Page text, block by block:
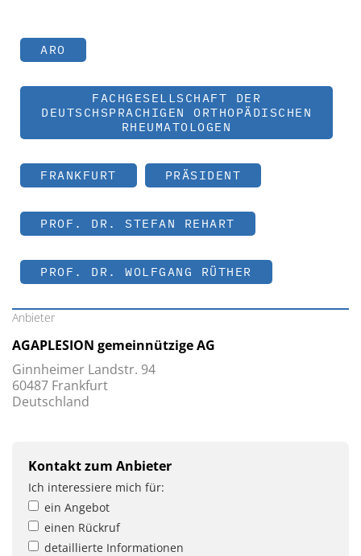
ARO
FACHGESELLSCHAFT DER
DEUTSCHSPRACHIGEN ORTHOPÄDISCHEN
RHEUMATOLOGEN
FRANKFURT PRÄSIDENT
PROF. DR. STEFAN REHART
PROF. DR. WOLFGANG RÜTHER
Anbieter
AGAPLESION gemeinnützige AG
Ginnheimer Landstr. 94
60487 Frankfurt
Deutschland
Kontakt zum Anbieter
Ich interessiere mich für:
ein Angebot
einen Rückruf
detaillierte Informationen